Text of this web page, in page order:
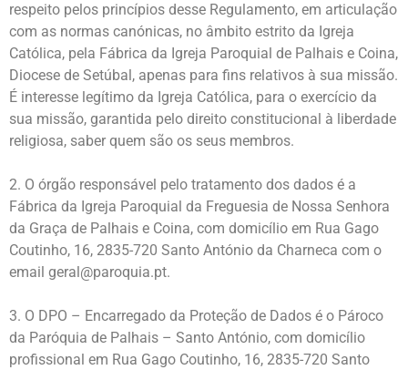
respeito pelos princípios desse Regulamento, em articulação
com as normas canónicas, no âmbito estrito da Igreja
Católica, pela Fábrica da Igreja Paroquial de Palhais e Coina,
Diocese de Setúbal, apenas para fins relativos à sua missão.
É interesse legítimo da Igreja Católica, para o exercício da
sua missão, garantida pelo direito constitucional à liberdade
religiosa, saber quem são os seus membros.
O órgão responsável pelo tratamento dos dados é a
Fábrica da Igreja Paroquial da Freguesia de Nossa Senhora
da Graça de Palhais e Coina, com domicílio em Rua Gago
Coutinho, 16, 2835-720 Santo António da Charneca com o
email geral@paroquia.pt.
O DPO – Encarregado da Proteção de Dados é o Pároco
da Paróquia de Palhais – Santo António, com domicílio
profissional em Rua Gago Coutinho, 16, 2835-720 Santo